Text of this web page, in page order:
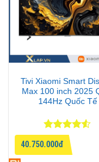
30W. Hỗ trợ âm
tái hiện âm thanh
như rạp chiếu phim
Tivi Xiaomi Smart
Max 100 inch 2025
144Hz Quốc Tế
Được xếp
hạng
4.5
5 sao
40.750.000đ